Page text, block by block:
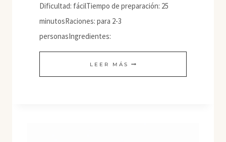
Dificultad: fácilTiempo de preparación: 25
minutosRaciones: para 2-3
personasIngredientes:
LEER MÁS MCHUZI
WA